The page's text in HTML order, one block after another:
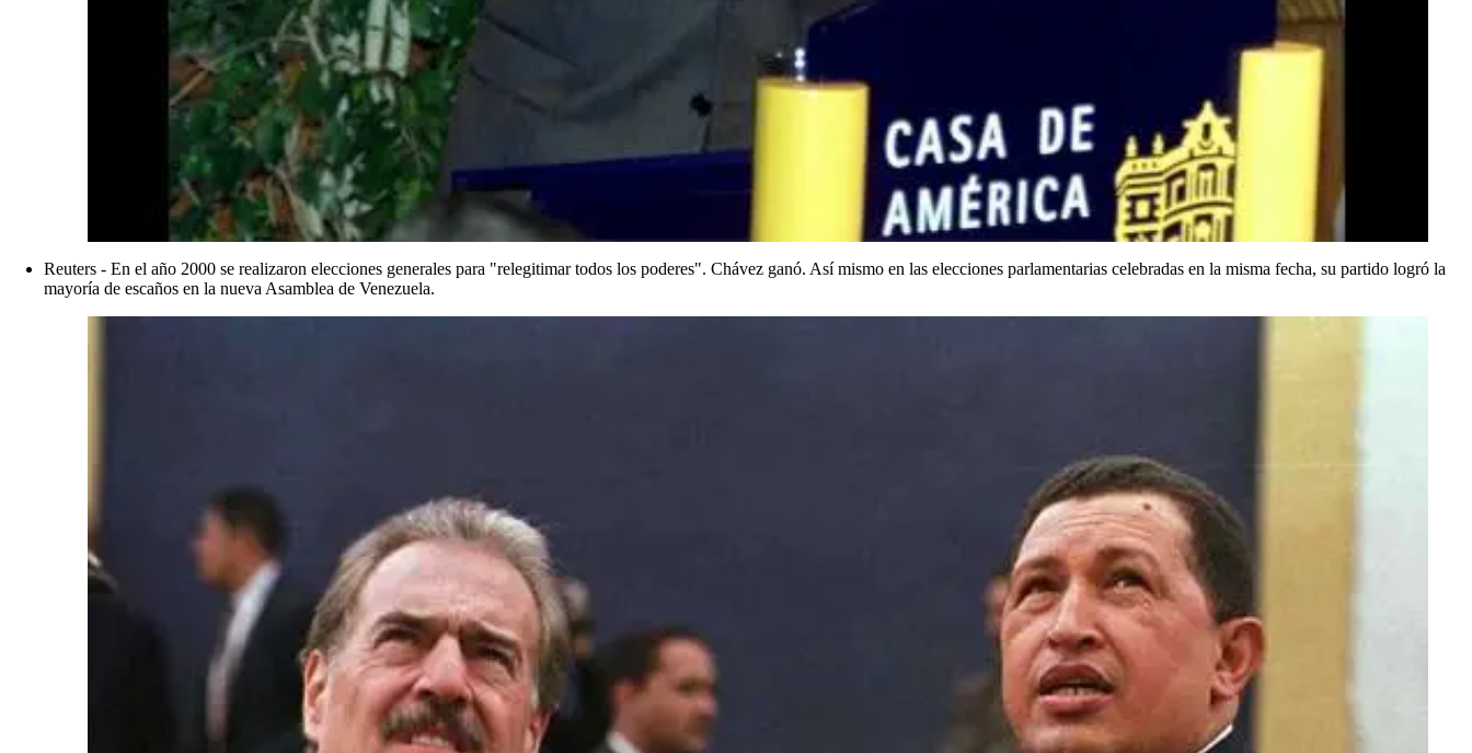
Reuters - En el año 2000 se realizaron elecciones generales para "relegitimar todos los poderes". Chávez ganó. Así mismo en las elecciones parlamentarias celebradas en la misma fecha, su partido logró la
mayoría de escaños en la nueva Asamblea de Venezuela.